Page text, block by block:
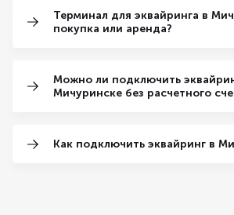
Терминал для эквайринга в
покупка или аренда?
Можно ли подключить
Мичуринске без расчетного
Как подключить эквайринг в